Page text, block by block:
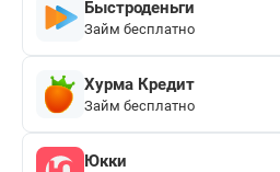
Быстроденьги
Займ бесплатно
Хурма Кредит
Займ бесплатно
Юкки